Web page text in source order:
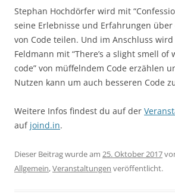
Stephan Hochdörfer wird mit
seine Erlebnisse und Erfahrungen
von Code teilen. Und im Anschluss wird
Feldmann mit “There’s a slight smell of
code” von müffelndem Code erzählen
Nutzen kann um auch besseren Code
Weitere Infos findest du auf der
auf joind.in.
Dieser Beitrag wurde am 25. Oktober 2017
Allgemein,Veranstaltungen veröffentlicht.